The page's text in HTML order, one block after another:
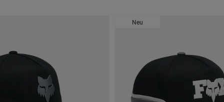
Neu